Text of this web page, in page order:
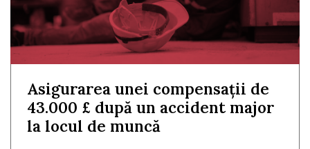
Asigurarea unei compensații de
43.000 £ după un accident major
la locul de muncă